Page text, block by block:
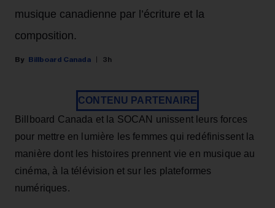
musique canadienne par l’écriture et la
composition.
Billboard Canada 3h
CONTENU PARTENAIRE
Billboard Canada et la SOCAN unissent leurs forces
pour mettre en lumière les femmes qui redéfinissent la
manière dont les histoires prennent vie en musique au
cinéma, à la télévision et sur les plateformes
numériques.